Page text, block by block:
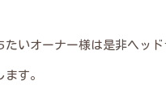
いオーナー様は是非ヘッ
す。